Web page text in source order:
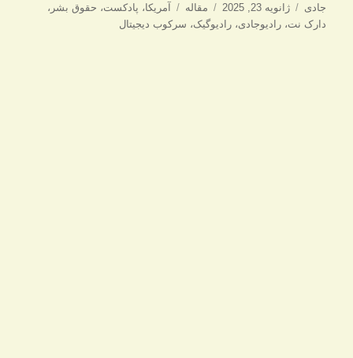
نویسنده
جادی
ارسال
شده
ژانویه 23, 2025 دسته‌ها
مقاله برچسب‌ها
آمریکا، پادکست، حقوق بشر ،
دارک نت،رادیوجادی،رادیوگیک، سرکوب دیجیتال